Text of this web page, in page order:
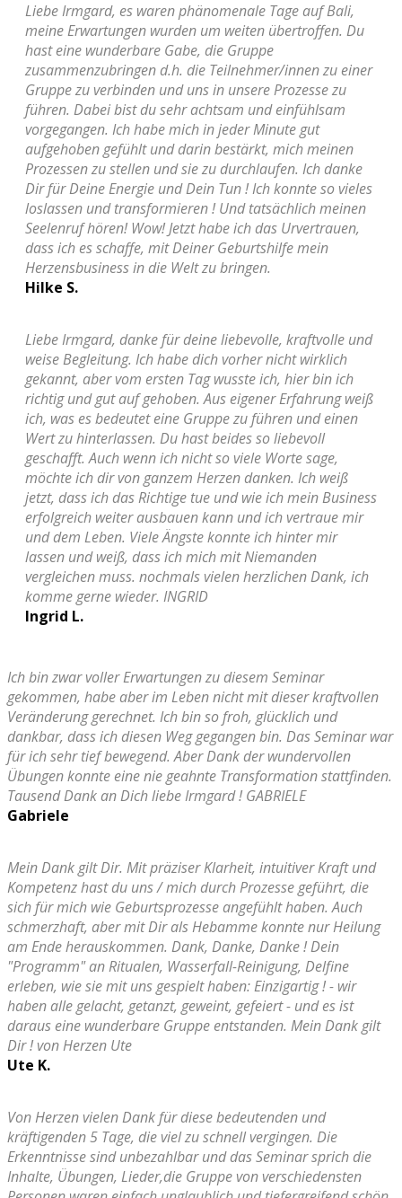
Liebe Irmgard, es waren phänomenale Tage auf Bali,
meine Erwartungen wurden um weiten übertroffen. Du
hast eine wunderbare Gabe, die Gruppe
zusammenzubringen d.h. die Teilnehmer/innen zu einer
Gruppe zu verbinden und uns in unsere Prozesse zu
führen. Dabei bist du sehr achtsam und einfühlsam
vorgegangen. Ich habe mich in jeder Minute gut
aufgehoben gefühlt und darin bestärkt, mich meinen
Prozessen zu stellen und sie zu durchlaufen. Ich danke
Dir für Deine Energie und Dein Tun ! Ich konnte so vieles
loslassen und transformieren ! Und tatsächlich meinen
Seelenruf hören! Wow! Jetzt habe ich das Urvertrauen,
dass ich es schaffe, mit Deiner Geburtshilfe mein
Herzensbusiness in die Welt zu bringen.
Hilke S.
Liebe Irmgard, danke für deine liebevolle, kraftvolle und
weise Begleitung. Ich habe dich vorher nicht wirklich
gekannt, aber vom ersten Tag wusste ich, hier bin ich
richtig und gut auf gehoben. Aus eigener Erfahrung weiß
ich, was es bedeutet eine Gruppe zu führen und einen
Wert zu hinterlassen. Du hast beides so liebevoll
geschafft. Auch wenn ich nicht so viele Worte sage,
möchte ich dir von ganzem Herzen danken. Ich weiß
jetzt, dass ich das Richtige tue und wie ich mein Business
erfolgreich weiter ausbauen kann und ich vertraue mir
und dem Leben. Viele Ängste konnte ich hinter mir
lassen und weiß, dass ich mich mit Niemanden
vergleichen muss. nochmals vielen herzlichen Dank, ich
komme gerne wieder. INGRID
Ingrid L.
Ich bin zwar voller Erwartungen zu diesem Seminar
gekommen, habe aber im Leben nicht mit dieser kraftvollen
Veränderung gerechnet. Ich bin so froh, glücklich und
dankbar, dass ich diesen Weg gegangen bin. Das Seminar war
für ich sehr tief bewegend. Aber Dank der wundervollen
Übungen konnte eine nie geahnte Transformation stattfinden.
Tausend Dank an Dich liebe Irmgard ! GABRIELE
Gabriele
Mein Dank gilt Dir. Mit präziser Klarheit, intuitiver Kraft und
Kompetenz hast du uns / mich durch Prozesse geführt, die
sich für mich wie Geburtsprozesse angefühlt haben. Auch
schmerzhaft, aber mit Dir als Hebamme konnte nur Heilung
am Ende herauskommen. Dank, Danke, Danke ! Dein
"Programm" an Ritualen, Wasserfall-Reinigung, Delfine
erleben, wie sie mit uns gespielt haben: Einzigartig ! - wir
haben alle gelacht, getanzt, geweint, gefeiert - und es ist
daraus eine wunderbare Gruppe entstanden. Mein Dank gilt
Dir ! von Herzen Ute
Ute K.
Von Herzen vielen Dank für diese bedeutenden und
kräftigenden 5 Tage, die viel zu schnell vergingen. Die
Erkenntnisse sind unbezahlbar und das Seminar sprich die
Inhalte, Übungen, Lieder,die Gruppe von verschiedensten